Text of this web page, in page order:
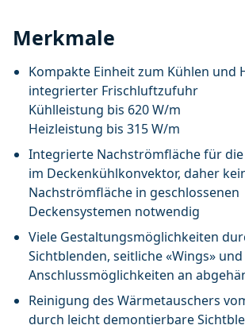
Merkmale
Kompakte Einheit zum Kühlen und
integrierter Frischluftzufuhr
Kühlleistung bis 620 W/m
Heizleistung bis 315 W/m
Integrierte Nachströmfläche für
im Deckenkühlkonvektor, daher
Nachströmfläche in geschlossenen
Deckensystemen notwendig
Viele Gestaltungsmöglichkeiten
Sichtblenden, seitliche «Wings» und
Anschlussmöglichkeiten an
Reinigung des Wärmetauschers
durch leicht demontierbare